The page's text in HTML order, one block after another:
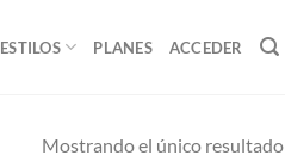
ESTILOS PLANES ACCEDER
Mostrando el único resultado